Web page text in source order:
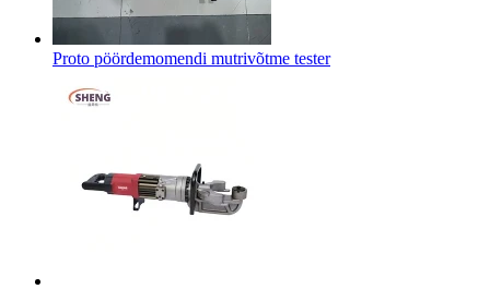
Proto pöördemomendi mutrivõtme tester